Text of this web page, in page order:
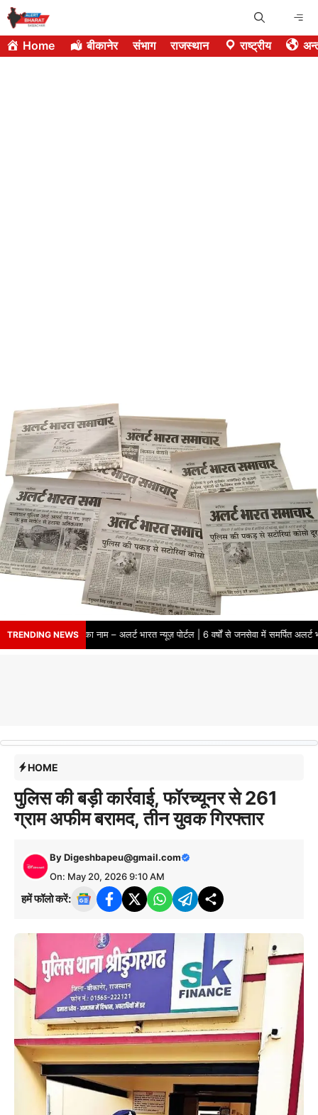
Skip
to
content
Home बीकानेर संभाग राजस्थान राष्ट्रीय
TRENDING NEWS
से भरोसे का नाम – अलर्ट भारत न्यूज़ पोर्टल | 6 वर्षों से जनसेवा में समर्पित अलर्ट भारत
HOME
पुलिस की बड़ी कार्रवाई, फॉरच्यूनर से 261
ग्राम अफीम बरामद, तीन युवक गिरफ्तार
ByDigeshbapeu@gmail.com
On: May 20, 2026 9:10 AM
हमें फॉलो करें: